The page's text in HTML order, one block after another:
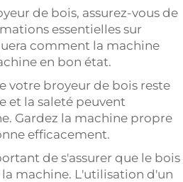
de bois, assurez-vous de
essentielles sur
comment la machine
en bon état.
votre broyeur de bois reste
et la saleté peuvent
Gardez la machine propre
efficacement.
de s'assurer que le bois
machine. L'utilisation d'un